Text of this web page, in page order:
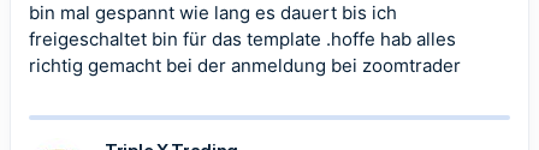
bin mal gespannt wie lang es dauert bis ich
freigeschaltet bin für das template .hoffe hab alles
richtig gemacht bei der anmeldung bei zoomtrader